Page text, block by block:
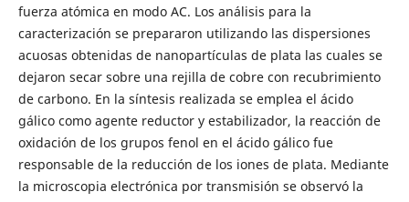
fuerza atómica en modo AC. Los análisis para la
caracterización se prepararon utilizando las dispersiones
acuosas obtenidas de nanopartículas de plata las cuales se
dejaron secar sobre una rejilla de cobre con recubrimiento
de carbono. En la síntesis realizada se emplea el ácido
gálico como agente reductor y estabilizador, la reacción de
oxidación de los grupos fenol en el ácido gálico fue
responsable de la reducción de los iones de plata. Mediante
la microscopia electrónica por transmisión se observó la